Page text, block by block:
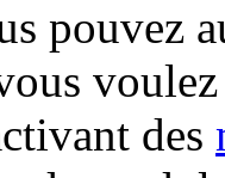
pouvez
des